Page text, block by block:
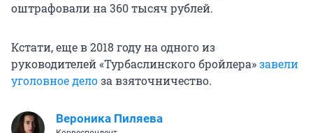
оштрафовали на 360 тысяч рублей.
Кстати, еще в 2018 году на одного из
руководителей «Турбаслинского бройлера»завели
уголовное делоза взяточничество.
Вероника Пиляева